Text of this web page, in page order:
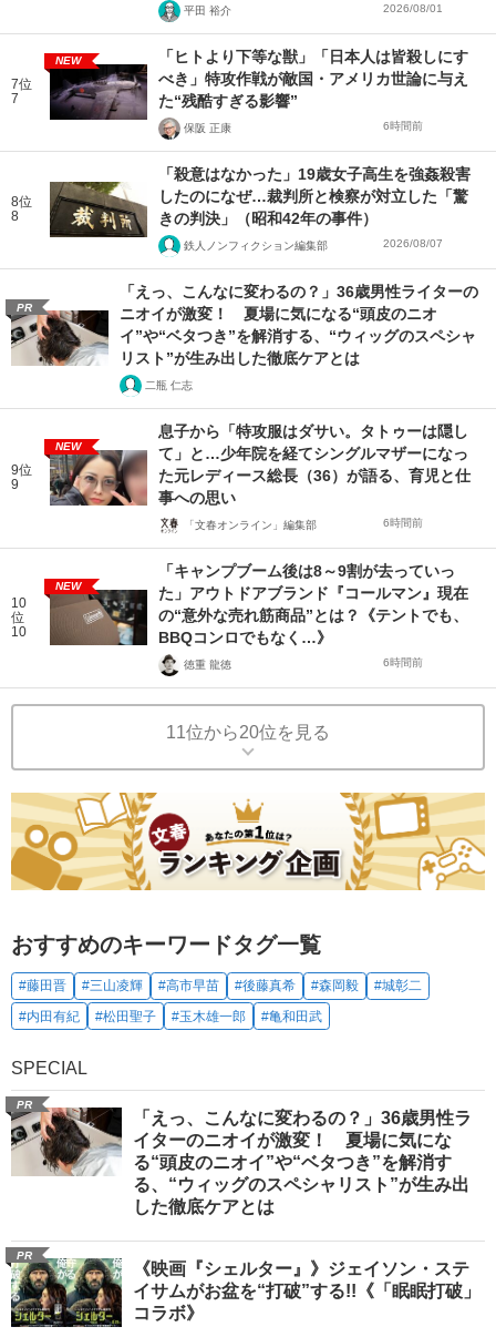
平田 裕介 2026/08/01
7位
7
NEW
「ヒトより下等な獣」「日本人は皆殺しにす
べき」特攻作戦が敵国・アメリカ世論に与え
た“残酷すぎる影響”
保阪 正康 6時間前
8位
8
「殺意はなかった」19歳女子高生を強姦殺害
したのになぜ…裁判所と検察が対立した「驚
きの判決」（昭和42年の事件）
鉄人ノンフィクション編集部 2026/08/07
PR
「えっ、こんなに変わるの？」36歳男性ライターの
ニオイが激変！ 夏場に気になる“頭皮のニオ
イ”や“ベタつき”を解消する、“ウィッグのスペシャ
リスト”が生み出した徹底ケアとは
二瓶 仁志
9位
9
NEW
息子から「特攻服はダサい。タトゥーは隠し
て」と…少年院を経てシングルマザーになっ
た元レディース総長（36）が語る、育児と仕
事への思い
「文春オンライン」編集部 6時間前
10
位
10
NEW
「キャンプブーム後は8～9割が去っていっ
た」アウトドアブランド『コールマン』現在
の“意外な売れ筋商品”とは？《テントでも、
BBQコンロでもなく…》
徳重 龍徳 6時間前
11位から20位を見る
おすすめのキーワードタグ一覧
#藤田晋 #三山凌輝 #高市早苗 #後藤真希 #森岡毅
#城彰二
#内田有紀
#松田聖子 #玉木雄一郎 #亀和田武
SPECIAL
PR
「えっ、こんなに変わるの？」36歳男性ラ
イターのニオイが激変！ 夏場に気にな
る“頭皮のニオイ”や“ベタつき”を解消す
る、“ウィッグのスペシャリスト”が生み出
した徹底ケアとは
PR
《映画『シェルター』》ジェイソン・ステ
イサムがお盆を“打破”する!!《「眠眠打破」
コラボ》